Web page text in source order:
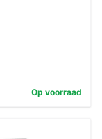
Op voorraad